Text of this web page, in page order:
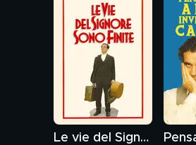
Le vie del Signore sono finite